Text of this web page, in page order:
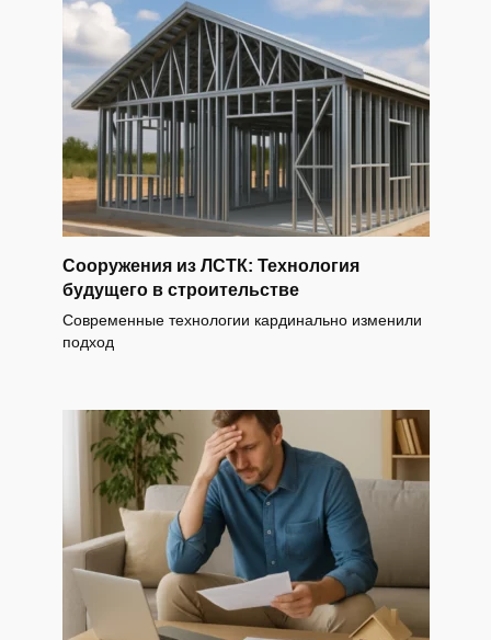
Сооружения из ЛСТК: Технология
будущего в строительстве
Современные технологии кардинально изменили
подход